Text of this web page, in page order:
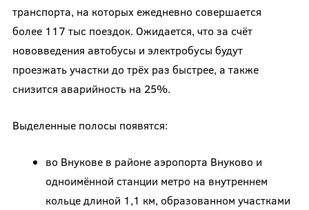
транспорта, на которых ежедневно совершается
более 117 тыс поездок. Ожидается, что за счёт
нововведения автобусы и электробусы будут
проезжать участки до трёх раз быстрее, а также
снизится аварийность на 25%.
Выделенные полосы появятся:
во Внукове в районе аэропорта Внуково и
одноимённой станции метро на внутреннем
кольце длиной 1,1 км, образованном участками